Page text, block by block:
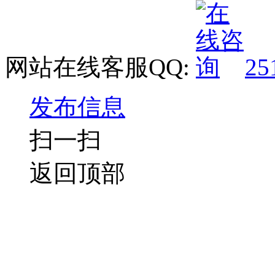
网站在线客服QQ:
发布信息
扫一扫
返回顶部